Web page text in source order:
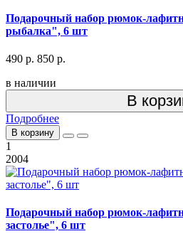
Подарочный набор рюмок-
рыбалка", 6 шт
490 р. 850 р.
в наличии
В
Подробнее
В корзину
1
2004
Подарочный набор рюмок-
застолье", 6 шт